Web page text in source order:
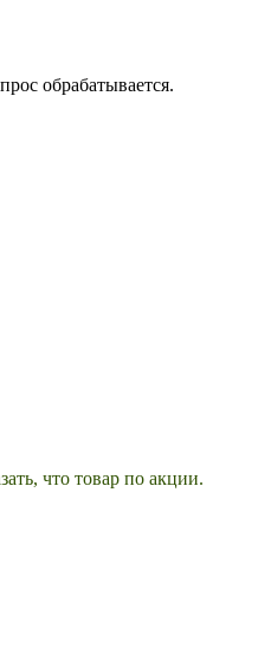
обрабатывается.
что товар по акции.